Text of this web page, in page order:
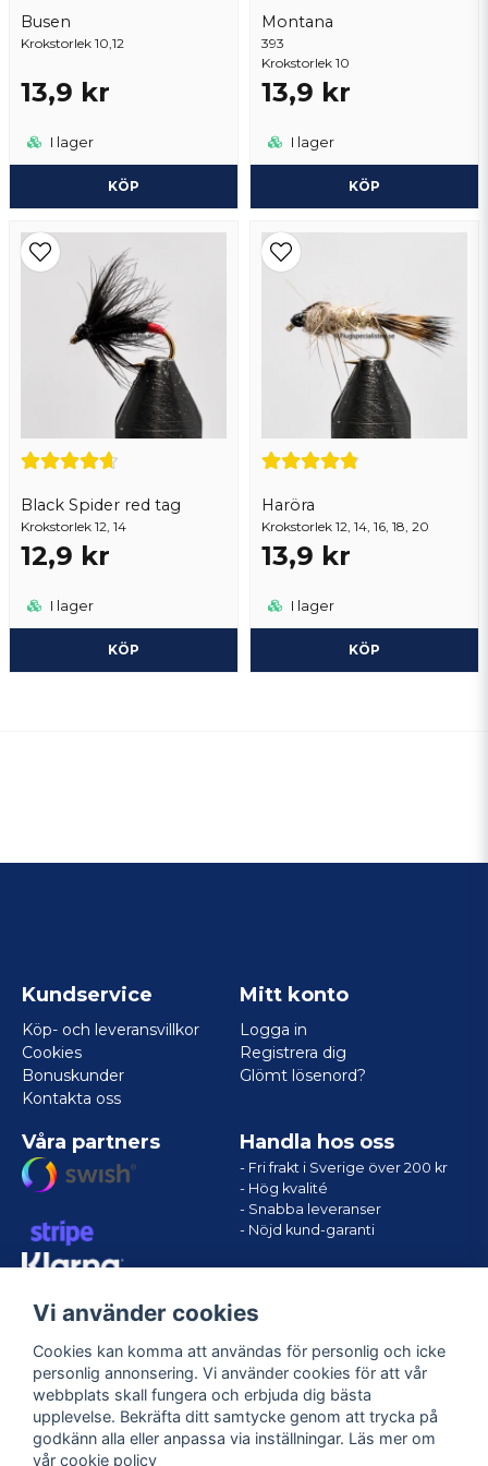
Busen
Krokstorlek 10,12
13,9 kr
I lager
KÖP
Montana
393
Krokstorlek 10
13,9 kr
I lager
KÖP
Black Spider red tag
Krokstorlek 12, 14
12,9 kr
I lager
KÖP
Haröra
Krokstorlek 12, 14, 16, 18, 20
13,9 kr
I lager
KÖP
Skicka fråga
Kundservice
Köp- och leveransvillkor
Cookies
Bonuskunder
Kontakta oss
Mitt konto
Logga in
Registrera dig
Glömt lösenord?
Våra partners Handla hos oss
- Fri frakt i Sverige över 200 kr
- Hög kvalité
- Snabba leveranser
- Nöjd kund-garanti
Följ oss
Vi använder cookies
Cookies kan komma att användas för personlig och icke
personlig annonsering. Vi använder cookies för att vår
webbplats skall fungera och erbjuda dig bästa
upplevelse. Bekräfta ditt samtycke genom att trycka på
godkänn alla eller anpassa via inställningar. Läs mer om
vår cookie policy